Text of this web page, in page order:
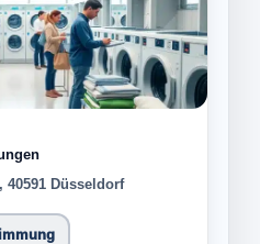
40591 Düsseldorf